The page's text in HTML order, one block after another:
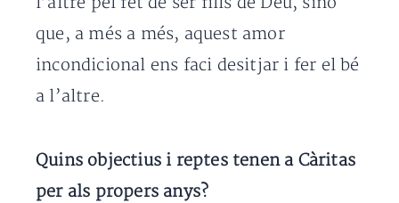
que, a més a més, aquest amor
incondicional ens faci desitjar i fer el bé
a l’altre.
Quins objectius i reptes tenen a Càritas
per als propers anys?